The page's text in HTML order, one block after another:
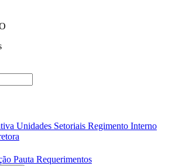
Unidades Setoriais Regimento Interno
Pauta Requerimentos